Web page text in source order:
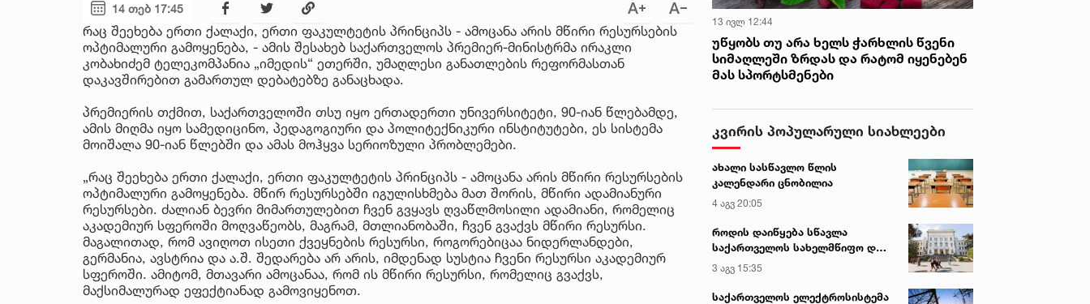
14 თებ 17:45
რაც შეეხება ერთი ქალაქი, ერთი ფაკულტეტის პრინციპს - ამოცანა არის მწირი რესურსების
ოპტიმალური გამოყენება, - ამის შესახებ საქართველოს პრემიერ-მინისტრმა ირაკლი
კობახიძემ ტელეკომპანია „იმედის“ ეთერში, უმაღლესი განათლების რეფორმასთან
დაკავშირებით გამართულ დებატებზე განაცხადა.
პრემიერის თქმით, საქართველოში თსუ იყო ერთადერთი უნივერსიტეტი, 90-იან წლებამდე,
ამის მიღმა იყო სამედიცინო, პედაგოგიური და პოლიტექნიკური ინსტიტუტები, ეს სისტემა
მოიშალა 90-იან წლებში და ამას მოჰყვა სერიოზული პრობლემები.
„რაც შეეხება ერთი ქალაქი, ერთი ფაკულტეტის პრინციპს - ამოცანა არის მწირი რესურსების
ოპტიმალური გამოყენება. მწირ რესურსებში იგულისხმება მათ შორის, მწირი ადამიანური
რესურსები. ძალიან ბევრი მიმართულებით ჩვენ გვყავს ღვაწლმოსილი ადამიანი, რომელიც
აკადემიურ სფეროში მოღვაწეობს, მაგრამ, მთლიანობაში, ჩვენ გვაქვს მწირი რესურსი.
მაგალითად, რომ ავიღოთ ისეთი ქვეყნების რესურსი, როგორებიცაა ნიდერლანდები,
გერმანია, ავსტრია და ა.შ. შედარება არ არის, იმდენად სუსტია ჩვენი რესურსი აკადემიურ
სფეროში. ამიტომ, მთავარი ამოცანაა, რომ ის მწირი რესურსი, რომელიც გვაქვს,
მაქსიმალურად ეფექტიანად გამოვიყენოთ.
13 ივლ 12:44
უწყობს თუ არა ხელს ჭარხლის წვენი
სიმაღლეში ზრდას და რატომ იყენებენ
მას სპორტსმენები
კვირის პოპულარული სიახლეები
ახალი სასწავლო წლის
კალენდარი ცნობილია
4 აგვ 20:05
როდის დაიწყება სწავლა
საქართველოს სახელმწიფო და
კერძო უნივერსიტეტებში
3 აგვ 15:35
საქართველოს ელექტროსისტემა